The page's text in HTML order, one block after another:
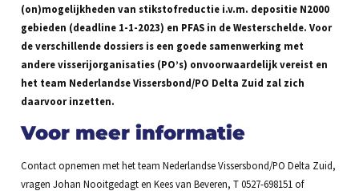
(on)mogelijkheden van stikstofreductie i.v.m. depositie N2000
gebieden (deadline 1-1-2023) en PFAS in de Westerschelde. Voor
de verschillende dossiers is een goede samenwerking met
andere visserijorganisaties (PO’s) onvoorwaardelijk vereist en
het team Nederlandse Vissersbond/PO Delta Zuid zal zich
daarvoor inzetten.
Voor meer informatie
Contact opnemen met het team Nederlandse Vissersbond/PO Delta Zuid,
vragen Johan Nooitgedagt en Kees van Beveren, T 0527-698151 of